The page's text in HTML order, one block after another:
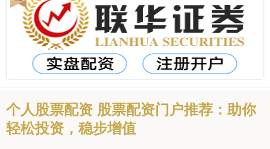
个人股票配资 股票配资门户推荐：助你
轻松投资，稳步增值